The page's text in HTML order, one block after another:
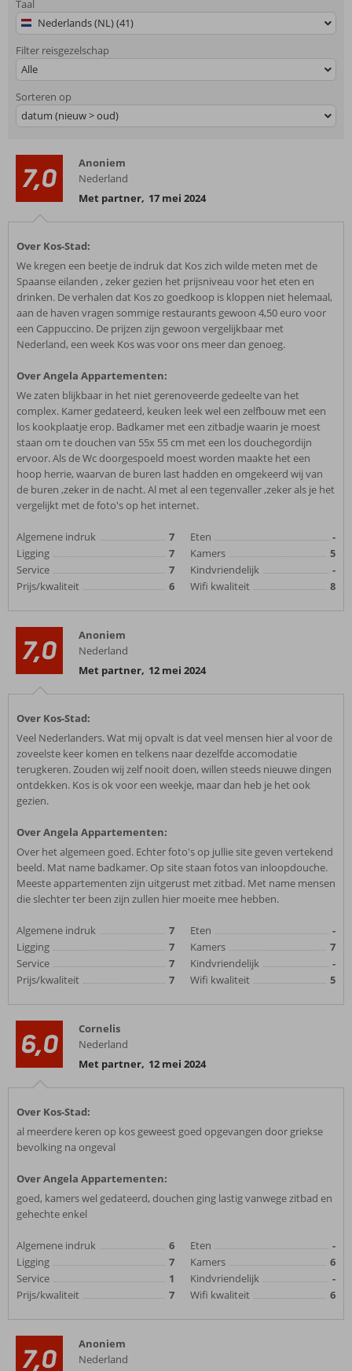
Taal
Nederlands (NL) (41)
Filter reisgezelschap
Alle
Sorteren op
datum (nieuw > oud)
7,0
Anoniem
Nederland
Met partner, 17 mei 2024
Over Kos-Stad:
We kregen een beetje de indruk dat Kos zich wilde meten met de
Spaanse eilanden , zeker gezien het prijsniveau voor het eten en
drinken. De verhalen dat Kos zo goedkoop is kloppen niet helemaal,
aan de haven vragen sommige restaurants gewoon 4,50 euro voor
een Cappuccino. De prijzen zijn gewoon vergelijkbaar met
Nederland, een week Kos was voor ons meer dan genoeg.
Over Angela Appartementen:
We zaten blijkbaar in het niet gerenoveerde gedeelte van het
complex. Kamer gedateerd, keuken leek wel een zelfbouw met een
los kookplaatje erop. Badkamer met een zitbadje waarin je moest
staan om te douchen van 55x 55 cm met een los douchegordijn
ervoor. Als de Wc doorgespoeld moest worden maakte het een
hoop herrie, waarvan de buren last hadden en omgekeerd wij van
de buren ,zeker in de nacht. Al met al een tegenvaller ,zeker als je het
vergelijkt met de foto's op het internet.
Algemene indruk
7
Ligging
7
Service
7
Prijs/kwaliteit
6
Eten
-
Kamers
5
Kindvriendelijk
-
Wifi kwaliteit
8
7,0
Anoniem
Nederland
Met partner, 12 mei 2024
Over Kos-Stad:
Veel Nederlanders. Wat mij opvalt is dat veel mensen hier al voor de
zoveelste keer komen en telkens naar dezelfde accomodatie
terugkeren. Zouden wij zelf nooit doen, willen steeds nieuwe dingen
ontdekken. Kos is ok voor een weekje, maar dan heb je het ook
gezien.
Over Angela Appartementen:
Over het algemeen goed. Echter foto's op jullie site geven vertekend
beeld. Mat name badkamer. Op site staan fotos van inloopdouche.
Meeste appartementen zijn uitgerust met zitbad. Met name mensen
die slechter ter been zijn zullen hier moeite mee hebben.
Algemene indruk
7
Ligging
7
Service
7
Prijs/kwaliteit
7
Eten
-
Kamers
7
Kindvriendelijk
-
Wifi kwaliteit
5
6,0
Cornelis
Nederland
Met partner, 12 mei 2024
Over Kos-Stad:
al meerdere keren op kos geweest goed opgevangen door griekse
bevolking na ongeval
Over Angela Appartementen:
goed, kamers wel gedateerd, douchen ging lastig vanwege zitbad en
gehechte enkel
Algemene indruk
6
Ligging
7
Service
1
Prijs/kwaliteit
7
Eten
-
Kamers
6
Kindvriendelijk
-
Wifi kwaliteit
6
7,0
Anoniem
Nederland